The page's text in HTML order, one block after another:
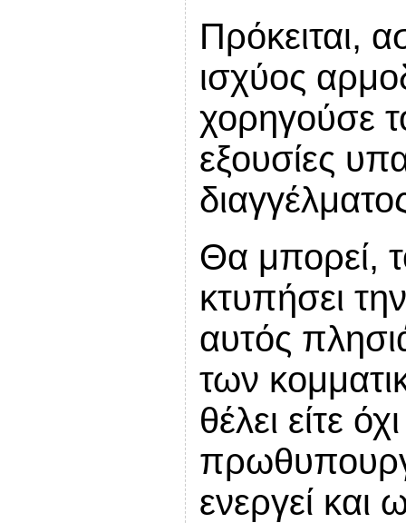
Πρόκειται,
ισχύος
χορηγούσε
εξουσίες
Θα μπορεί,
κτυπήσει
αυτός
των
θέλει είτε
ενεργεί και